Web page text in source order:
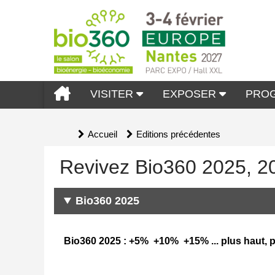
VISITER EXPOSER
Accueil Editions précédentes
Revivez Bio360 2025,
Bio360 2025
Bio360 2025 : +5% +10% +15% ... plus haut,